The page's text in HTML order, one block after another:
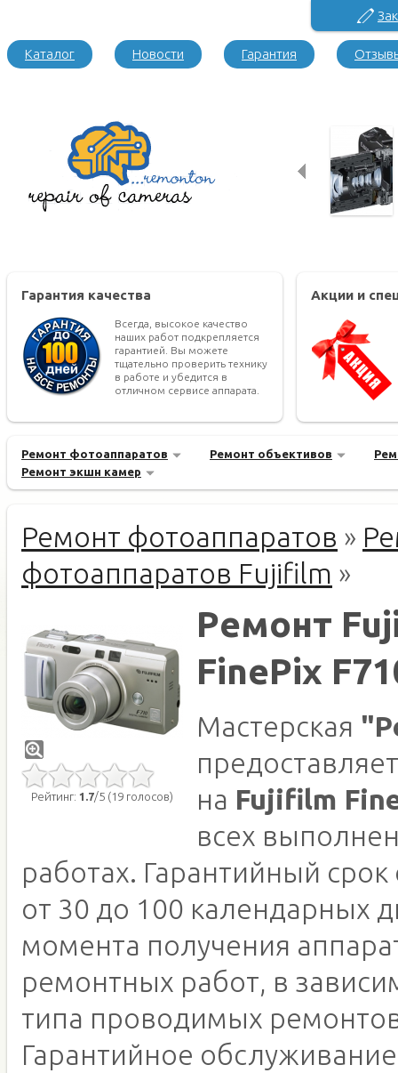
Каталог Новости Гарантия
Гарантия качества
Всегда, высокое качество
наших работ подкрепляется
гарантией. Вы можете
тщательно проверить технику
в работе и убедится в
отличном сервисе аппарата.
Акции и
Ремонт фотоаппаратов Ремонт объективов
Ремонт экшн камер
Ремонт фотоаппаратов »
фотоаппаратов Fujifilm »
Рейтинг: 1.7/5 (19 голосов)
Ремонт
FinePix
Мастерская
на Fujifilm
всех
работах. Гарантийный срок
от 30 до 100 календарных
момента получения
ремонтных работ, в
типа проводимых
Гарантийное обслуживание